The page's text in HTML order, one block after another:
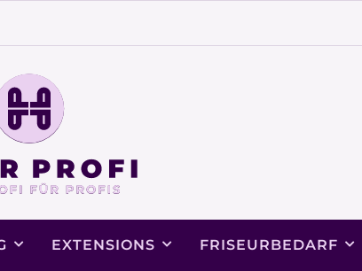
EXTENSIONS FRISEURBEDARF